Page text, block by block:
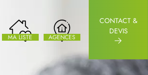
MA LISTE AGENCES
CONTACT &
DEVIS